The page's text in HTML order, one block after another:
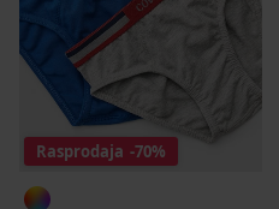
Rasprodaja -70%